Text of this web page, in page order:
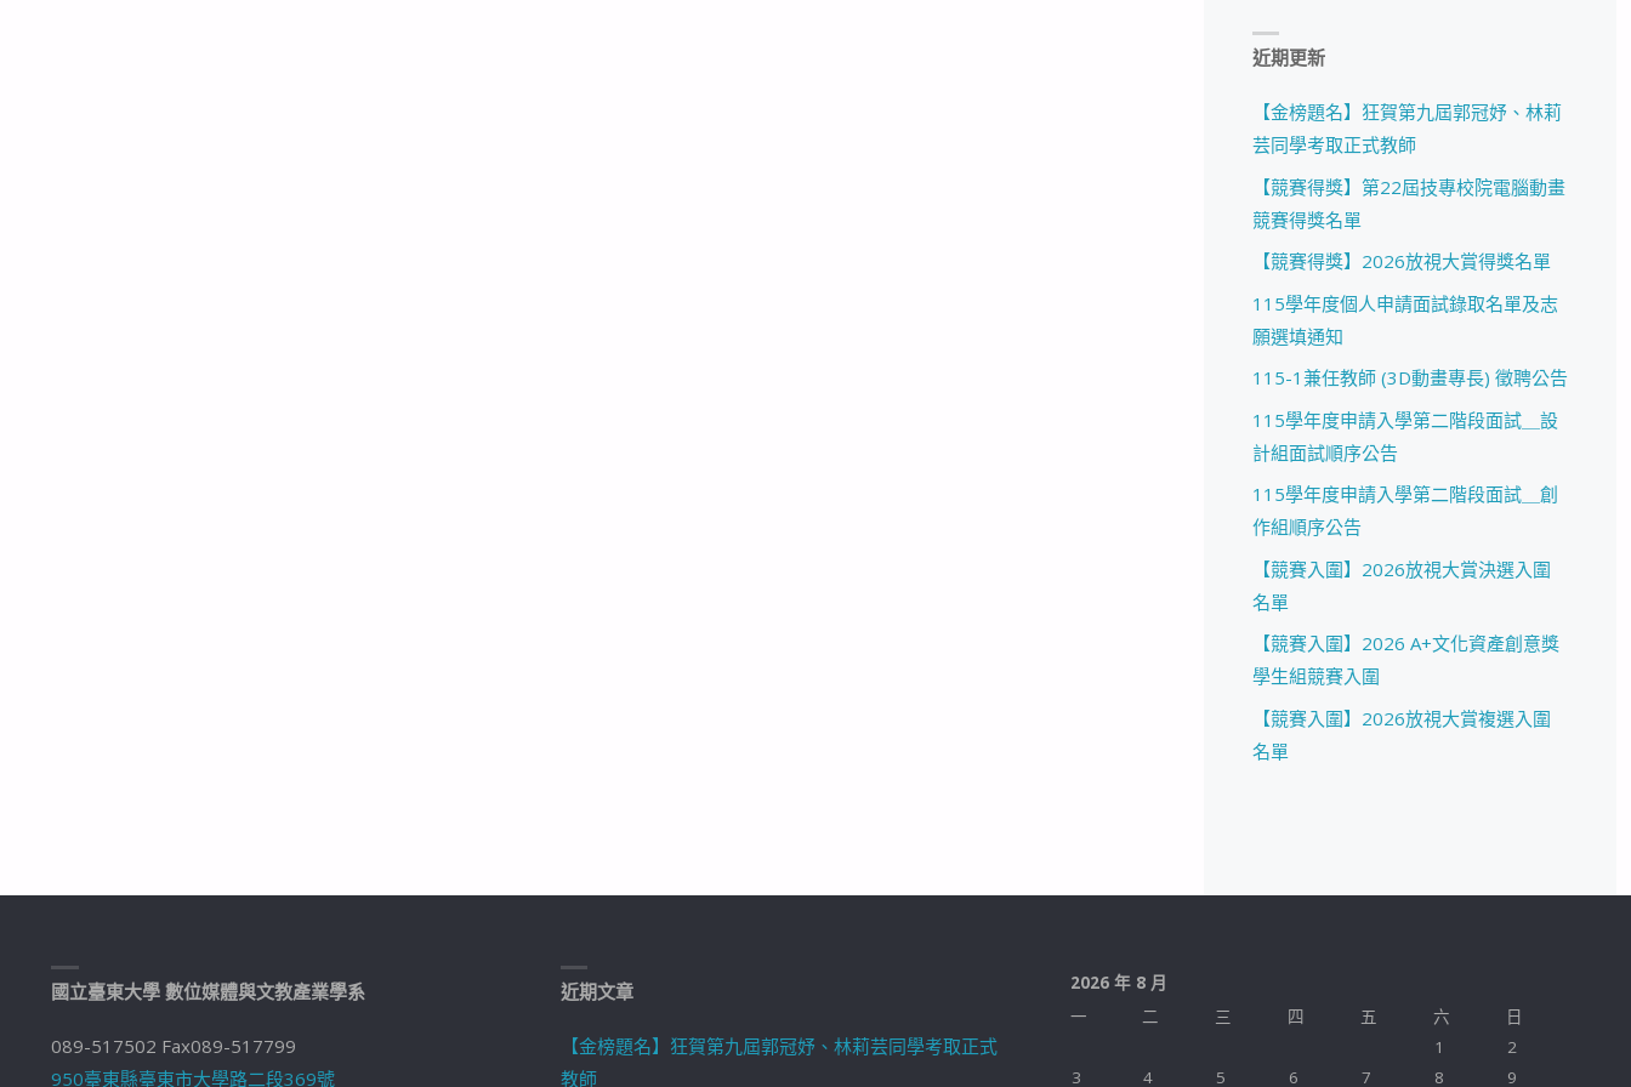
近期更新
【金榜題名】狂賀第九屆郭冠妤、林莉
芸同學考取正式教師
【競賽得獎】第22屆技專校院電腦動畫
競賽得獎名單
【競賽得獎】2026放視大賞得獎名單
115學年度個人申請面試錄取名單及志
願選填通知
115-1兼任教師 (3D動畫專長) 徵聘公告
115學年度申請入學第二階段面試＿設
計組面試順序公告
115學年度申請入學第二階段面試＿創
作組順序公告
【競賽入圍】2026放視大賞決選入圍
名單
【競賽入圍】2026 A+文化資產創意獎
學生組競賽入圍
【競賽入圍】2026放視大賞複選入圍
名單
國立臺東大學 數位媒體與文教產業學系
089-517502 Fax089-517799
950臺東縣臺東市大學路二段369號
近期文章
【金榜題名】狂賀第九屆郭冠妤、林莉芸同學考取正式
教師
2026 年 8 月
一
二 三 四 五 六
日
1
2
3
4 5 6 7 8 9